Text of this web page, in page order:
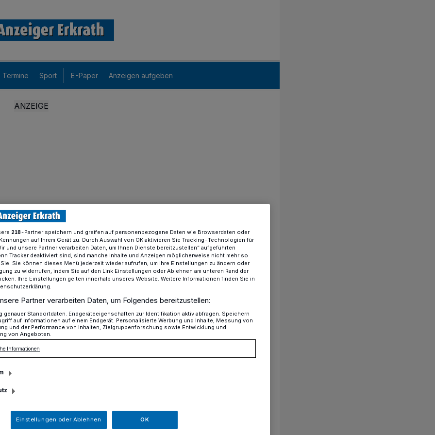
Termine Sport E-Paper Anzeigen aufgeben
Führerschein weg...
betrunkenen Autofahrer aus dem
Führerschein
in Erkrath einen 54-jährigen
der mit seinem Auto unter
Erkrath gefahren war.
218-Partner speichern und greifen auf personenbezogene Daten wie Browserdaten oder
auf Ihrem Gerät zu. Durch Auswahl von OK aktivieren Sie Tracking-Technologien für
und unsere Partner verarbeiten Daten, um Ihnen Dienste bereitzustellen“ aufgeführten
Tracker deaktiviert sind, sind manche Inhalte und Anzeigen möglicherweise nicht mehr so
Sie können dieses Menü jederzeit wieder aufrufen, um Ihre Einstellungen zu ändern oder
zu widerrufen, indem Sie auf den Link Einstellungen oder Ablehnen am unteren Rand der
Ihre Einstellungen gelten innerhalb unseres Website. Weitere Informationen finden Sie in
Partner verarbeiten Daten, um Folgendes bereitzustellen:
genauer Standortdaten. Endgeräteeigenschaften zur Identifikation aktiv abfragen. Speichern
auf Informationen auf einem Endgerät. Personalisierte Werbung und Inhalte, Messung von
und der Performance von Inhalten, Zielgruppenforschung sowie Entwicklung und
von Angeboten.
Informationen
Einstellungen oder Ablehnen OK